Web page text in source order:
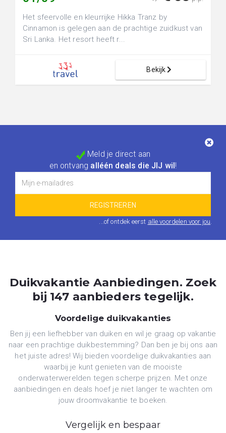
Het sfeervolle en kleurrijke Hikka Tranz by
Cinnamon is gelegen aan de prachtige zuidkust van
Sri Lanka. Het resort heeft r...
Bekijk
Meld je direct aan
en ontvang alléén deals die JIJ wil !
...of ontdek eerst alle voordelen voor jou.
Duikvakantie Aanbiedingen. Zoek
bij 147 aanbieders tegelijk.
Voordelige duikvakanties
Ben jij een liefhebber van duiken en wil je graag op vakantie
naar een prachtige duikbestemming? Dan ben je bij ons aan
het juiste adres! Wij bieden voordelige duikvakanties aan
waarbij je kunt genieten van de mooiste
onderwaterwerelden tegen scherpe prijzen. Met onze
aanbiedingen en deals hoef je niet langer te wachten om
jouw droomvakantie te boeken.
Vergelijk en bespaar